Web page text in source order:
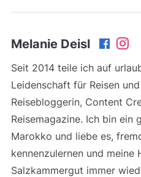
Melanie Deisl
Seit 2014 teile ich auf
Leidenschaft für Reisen
Reisebloggerin, Content
Reisemagazine. Ich bin ein
Marokko und liebe es,
kennenzulernen und meine
Salzkammergut immer